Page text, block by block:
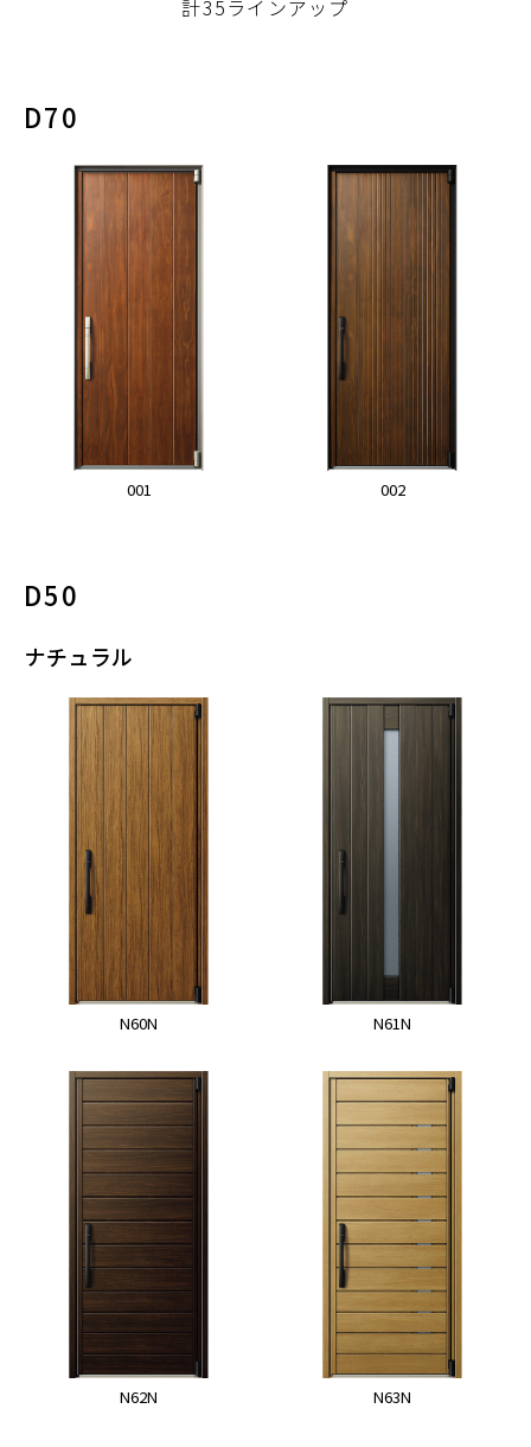
計35ラインアップ
D70
001 002
D50
ナチュラル
N60N N61N
N62N N63N